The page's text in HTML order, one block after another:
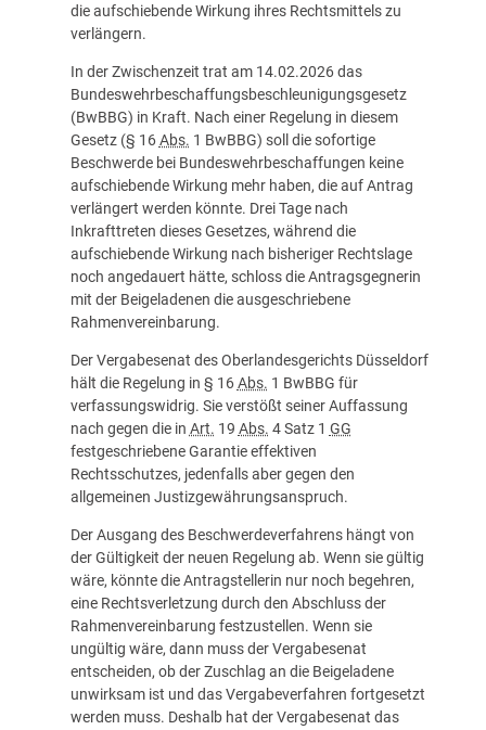
die aufschiebende Wirkung ihres Rechtsmittels zu
verlängern.
In der Zwischenzeit trat am 14.02.2026 das
Bundeswehrbeschaffungsbeschleunigungsgesetz
(BwBBG) in Kraft. Nach einer Regelung in diesem
Gesetz (§ 16Abs. 1 BwBBG) soll die sofortige
Beschwerde bei Bundeswehrbeschaffungen keine
aufschiebende Wirkung mehr haben, die auf Antrag
verlängert werden könnte. Drei Tage nach
Inkrafttreten dieses Gesetzes, während die
aufschiebende Wirkung nach bisheriger Rechtslage
noch angedauert hätte, schloss die Antragsgegnerin
mit der Beigeladenen die ausgeschriebene
Rahmenvereinbarung.
Der Vergabesenat des Oberlandesgerichts Düsseldorf
hält die Regelung in § 16Abs. 1 BwBBG für
verfassungswidrig. Sie verstößt seiner Auffassung
nach gegen die in Art. 19 Abs. 4 Satz 1 GG
festgeschriebene Garantie effektiven
Rechtsschutzes, jedenfalls aber gegen den
allgemeinen Justizgewährungsanspruch.
Der Ausgang des Beschwerdeverfahrens hängt von
der Gültigkeit der neuen Regelung ab. Wenn sie gültig
wäre, könnte die Antragstellerin nur noch begehren,
eine Rechtsverletzung durch den Abschluss der
Rahmenvereinbarung festzustellen. Wenn sie
ungültig wäre, dann muss der Vergabesenat
entscheiden, ob der Zuschlag an die Beigeladene
unwirksam ist und das Vergabeverfahren fortgesetzt
werden muss. Deshalb hat der Vergabesenat das